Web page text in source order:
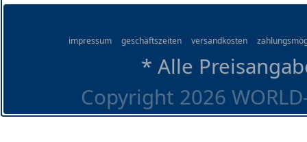
impressum geschäftszeiten versandkosten
* Alle
Copyright 2026